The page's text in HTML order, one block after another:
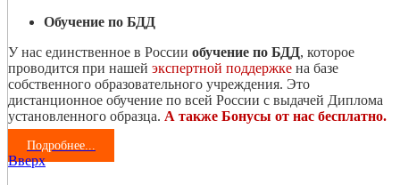
Обучение по БДД
У нас единственное в России обучение по БДД, которое
проводится при нашей экспертной поддержке на базе
собственного образовательного учреждения. Это
дистанционное обучение по всей России с выдачей Диплома
установленного образца. А также Бонусы от нас бесплатно.
Подробнее...
Вверх